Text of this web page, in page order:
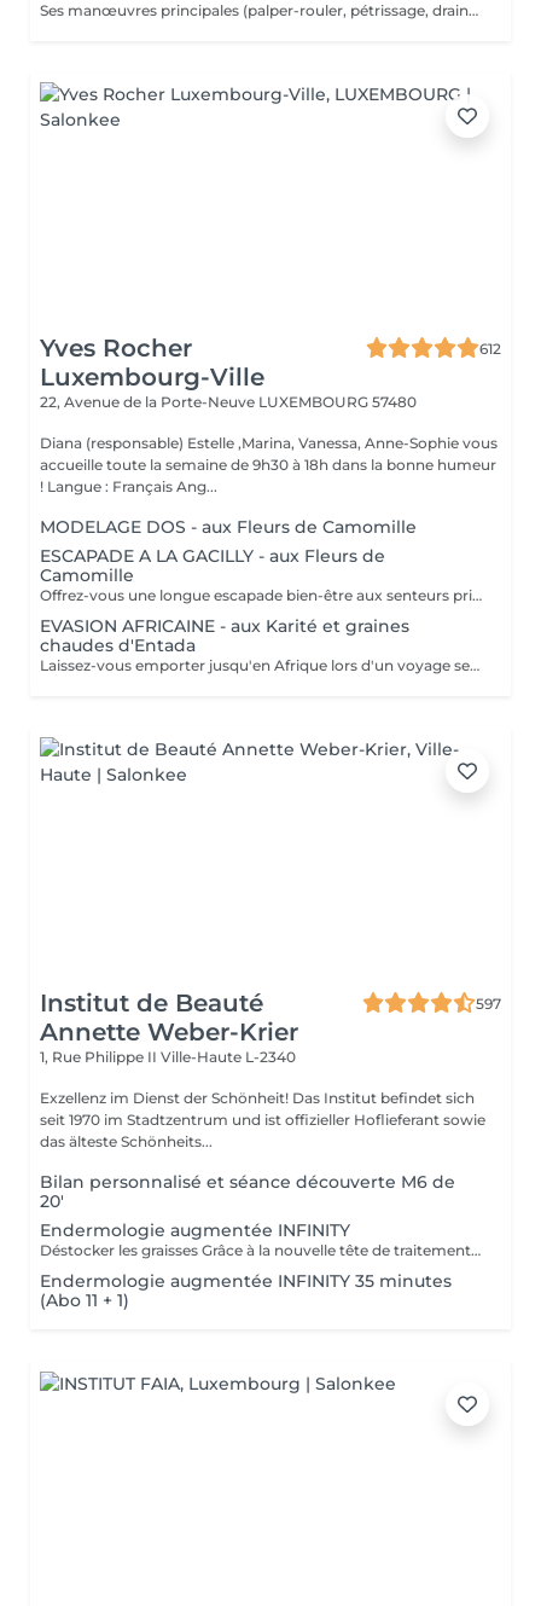
Ses manœuvres principales (palper-rouler, pétrissage, drainage) visent à déstocker les graisses, lisser la cellulite et stimuler la circulation,
Yves Rocher
Luxembourg-Ville
612
22, Avenue de la Porte-Neuve LUXEMBOURG 57480
Diana (responsable) Estelle ,Marina, Vanessa, Anne-Sophie vous
accueille toute la semaine de 9h30 à 18h dans la bonne humeur
! Langue : Français Ang...
MODELAGE DOS - aux Fleurs de Camomille
ESCAPADE A LA GACILLY - aux Fleurs de
Camomille
Offrez-vous une longue escapade bien-être aux senteurs printanières de Camomille, fleur emblématique de nos champs à la Gacilly. le temps s'est arrêté. Incroyablement relaxé et en harmonie, votre corps et votre esprits retrouvent leur équilibre.
EVASION AFRICAINE - aux Karité et graines
chaudes d'Entada
Laissez-vous emporter jusqu'en Afrique lors d'un voyage sensoriel. Le beurre de karité chauffé devient une huile tiède nourrissante qui enveloppe votre corps dans une infinie douceur. Les graines d'Entada chaudes sont ensuite glissées le long du corps, délivrant une douce chaleur bienfaisante. La chaleur de ce soin favorise la relaxation.
Institut de Beauté
Annette Weber-Krier
597
1, Rue Philippe II Ville-Haute L-2340
Exzellenz im Dienst der Schönheit! Das Institut befindet sich
seit 1970 im Stadtzentrum und ist offizieller Hoflieferant sowie
das älteste Schönheits...
Bilan personnalisé et séance découverte M6 de
20'
Endermologie augmentée INFINITY
Déstocker les graisses Grâce à la nouvelle tête de traitement brevetée Alliance, endermologie® permet de cibler et daffiner les zones rebelles à lexercice et à lhygiène alimentaire (bras, dos, ventre, taille, cuisses..) tout en sadaptant précisément aux besoins de chaque peau. Lisser la cellulite La cellulite, qui touche 90 % des femmes même les plus minces et les plus sportives, résulte à la fois dun stockage de graisses dans les adipocytes (cellules graisseuses) et dune rétention deau tout autour. Raffermir la peau Variations de poids, grossesses, temps qui passe la peau perd progressivement de sa tonicité et de sa souplesse. Même si ce relâchement cutané concerne tout le corps, certaines zones y sont plus sensibles : intérieur des cuisses, ventre, bras, etc Retrouver des jambes légères Jambes lourdes et douloureuses, chevilles ou pieds gonflés ces symptômes traduisent une mauvaise circulation sanguine et lymphatique. Les toxines saccumulent dans lorganisme, ce qui explique de telles variations de volume en une même journée ou à différents moments du cycle féminin. Bien-être Découvrez des parcours de soins au concept exclusif, pour une efficacité et une détente incomparables.
Endermologie augmentée INFINITY 35 minutes
(Abo 11 + 1)